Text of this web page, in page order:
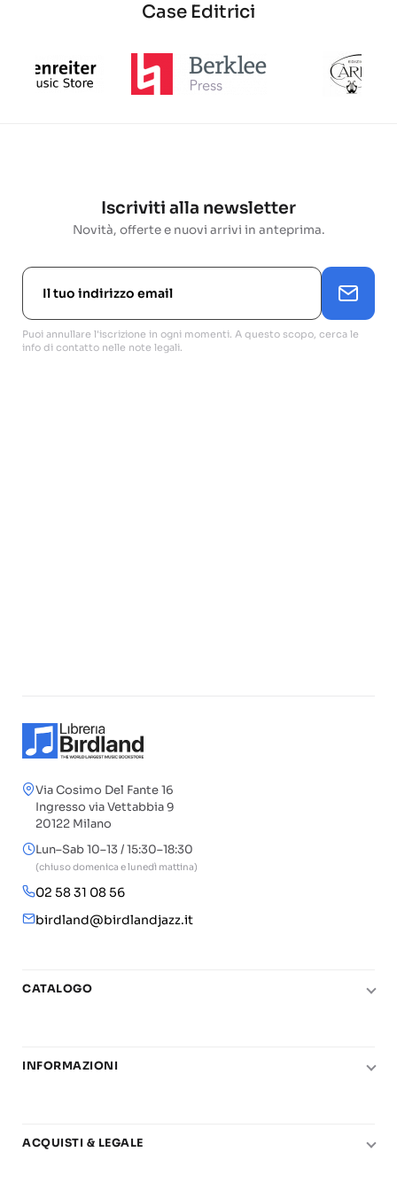
Case Editrici
Iscriviti alla newsletter
Novità, offerte e nuovi arrivi in anteprima.
Puoi annullare l'iscrizione in ogni momenti. A questo scopo, cerca le
info di contatto nelle note legali.
Via Cosimo Del Fante 16
Ingresso via Vettabbia 9
20122 Milano
Lun–Sab 10–13 / 15:30–18:30
(chiuso domenica e lunedì mattina)
02 58 31 08 56
birdland@birdlandjazz.it
CATALOGO
Chitarra
Basi play-along
INFORMAZIONI
Carta del Docente
ACQUISTI & LEGALE